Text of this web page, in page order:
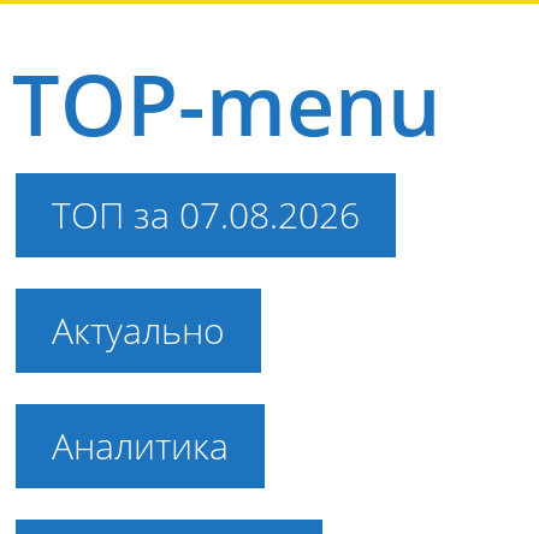
TOP-menu
ТОП за 07.08.2026
Актуально
Аналитика